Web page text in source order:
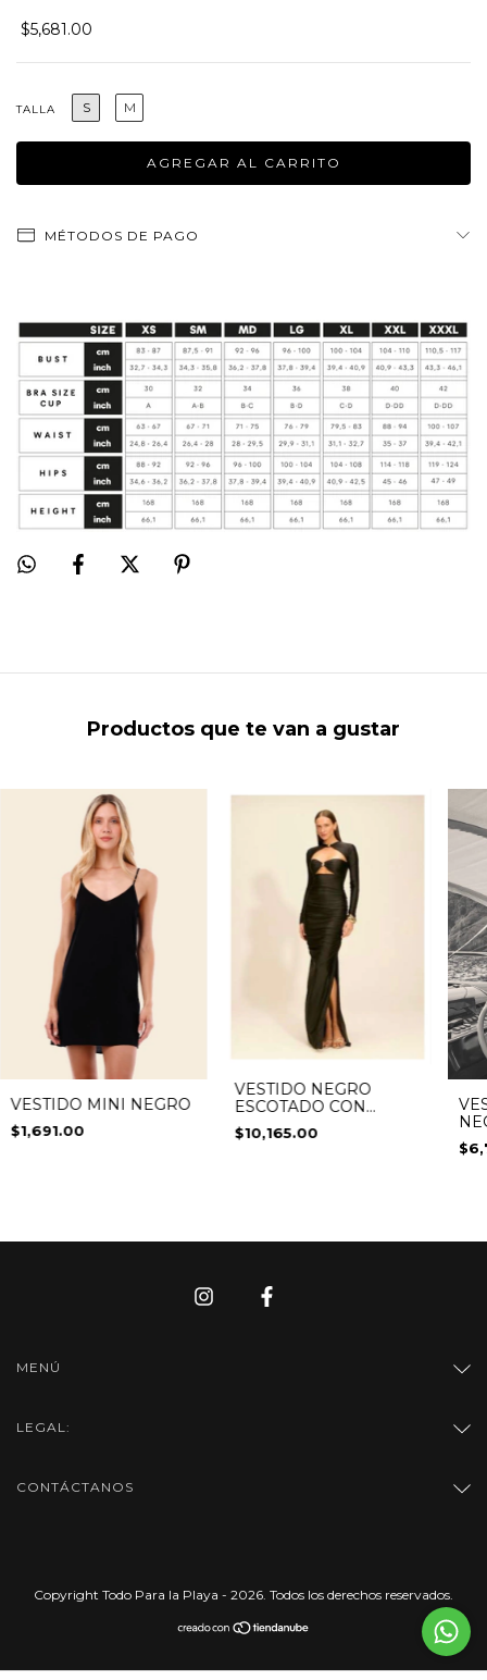
$5,681.00
TALLA S M
MÉTODOS DE PAGO
Productos que te van a gustar
VESTIDO MINI NEGRO
$1,691.00
VESTIDO NEGRO
ESCOTADO CON
APLICACIONES DE
BOLA
$10,165.00
MENÚ
LEGAL:
CONTÁCTANOS
Copyright Todo Para la Playa - 2026. Todos los derechos reservados.